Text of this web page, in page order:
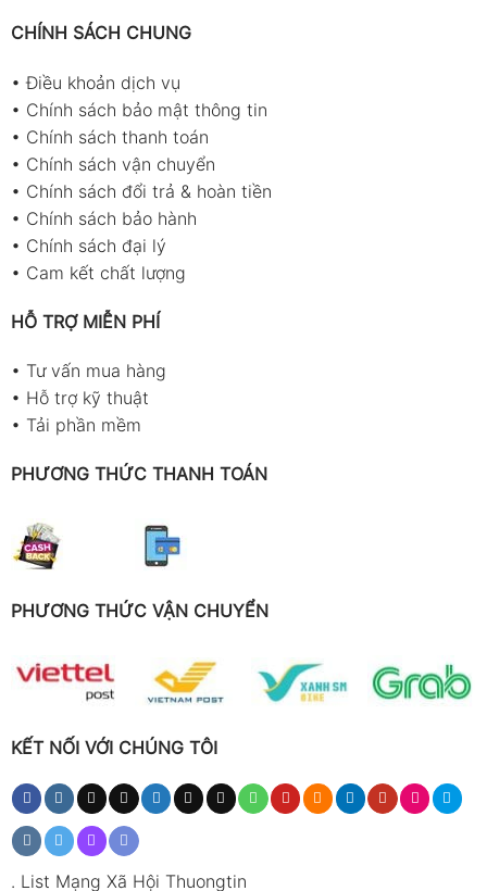
CHÍNH SÁCH CHUNG
•Điều khoản dịch vụ
• Chính sách bảo mật thông tin
• Chính sách thanh toán
• Chính sách vận chuyển
• Chính sách đổi trả & hoàn tiền
• Chính sách bảo hành
• Chính sách đại lý
• Cam kết chất lượng
HỖ TRỢ MIỄN PHÍ
• Tư vấn mua hàng
• Hỗ trợ kỹ thuật
• Tải phần mềm
PHƯƠNG THỨC THANH TOÁN
PHƯƠNG THỨC VẬN CHUYỂN
KẾT NỐI VỚI CHÚNG TÔI
. List Mạng Xã Hội Thuongtin